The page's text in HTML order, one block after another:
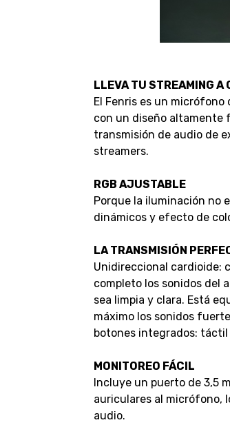
LLEVA TU STREAMING A
El Fenris es un
con un diseño altamente
transmisión de audio de
streamers.
RGB AJUSTABLE
Porque la iluminación no
dinámicos y efecto de
LA TRANSMISIÓN
Unidireccional cardioide:
completo los sonidos del
sea limpia y clara. Está
máximo los sonidos
botones integrados:
MONITOREO FÁCIL
Incluye un puerto de 3,5
auriculares al micrófono,
audio.